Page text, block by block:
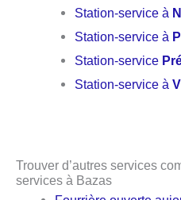
Station-service à
Station-service à
Station-service
Station-service à
Trouver d’autres services
services à Bazas